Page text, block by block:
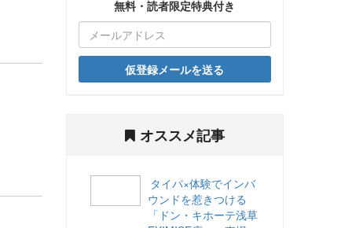
無料・読者限定特典付き
仮登録メールを送る
オススメ記事
タイパ×体験でインバ
ウンドを惹きつける
「ドン・キホーテ浅草